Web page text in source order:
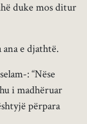
duke mos ditur
ana e djathtë.
: “Nëse
i madhëruar
përpara